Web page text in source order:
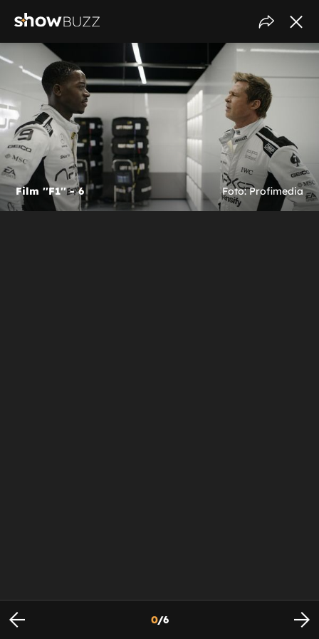
Film ''F1'' - 6 Foto: Profimedia
0/6